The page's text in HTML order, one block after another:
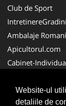
Website-ul
detaliile de
Club de Sport
Ambalaje
Apicultorul.com
Cabinet-